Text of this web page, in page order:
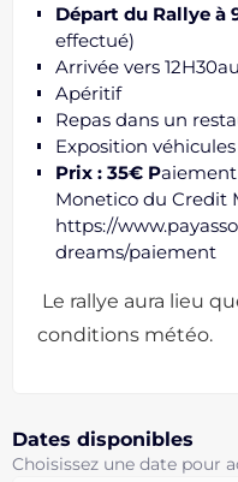
Départ du Rallye à
effectué)
Arrivée vers
Apéritif
Repas dans un
Exposition véhicules
Prix : 35€ P
Monetico du Credit
https://
dreams/paiement
Le rallye aura lieu
conditions météo.
Dates disponibles
Choisissez une date pour